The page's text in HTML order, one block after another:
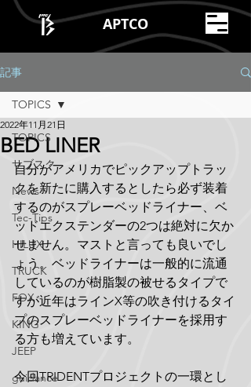
APTCO
記事
TOPICS
サブスク
News
Tec-Tips
HILUX
TRUCK
FOX
KING
JEEP
guidance
TOPICS
BED LINER
2022年11月21日
自分がアメリカでピックアップトラッ
クを新たに購入するとしたら必ず装着
するのがスプレーベッドライナー、ベ
ッドエクステンダーの2つは絶対に欠か
せません。マストと言っても良いでし
ょう。ベッドライナーは一般的に流通
しているのが樹脂製の被せるタイプで
すが近年はラインX等の吹き付けるタイ
プのスプレーベッドライナーを採用す
る方も増えています。
今回TRIDENTプロジェクトの一環とし